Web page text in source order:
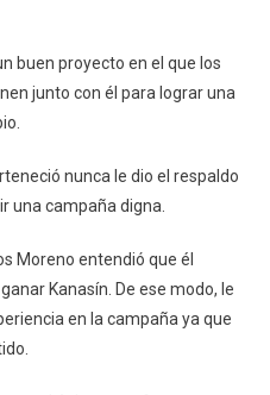
buen proyecto en el que los
junto con él para lograr una
nunca le dio el respaldo
una campaña digna.
Moreno entendió que él
Kanasín. De ese modo, le
en la campaña ya que